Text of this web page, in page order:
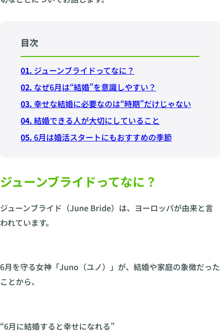
目次
01. ジューンブライドってなに？
02. なぜ6月は“結婚”を意識しやすい？
03. 幸せな結婚に必要なのは“時期”だけじゃない
04. 結婚できる人が大切にしていること
05. 6月は婚活スタートにもおすすめの季節
ジューンブライドってなに？
ジューンブライド（June Bride）は、ヨーロッパが由来と言
われています。
6月を守る女神「Juno（ユノ）」が、結婚や家庭の象徴だった
ことから、
“6月に結婚すると幸せになれる”